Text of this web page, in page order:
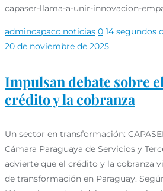
capaser-llama-a-unir-innovacion-
admincapacc noticias 0 14 segundos
20 de noviembre de 2025
Impulsan debate sobre
crédito y la cobranza
Un sector en transformación:
Cámara Paraguaya de Servicios y
advierte que el crédito y la cobranza
de transformación en Paraguay.